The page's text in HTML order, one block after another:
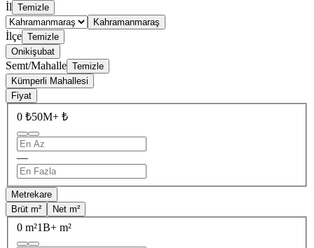
İl Temizle
Kahramanmaraş
İlçe Temizle
Onikişubat
Semt/Mahalle Temizle
Kümperli Mahallesi
Fiyat
0 ₺50M+ ₺
—
Metrekare
Brüt m²
Net m²
0 m²1B+ m²